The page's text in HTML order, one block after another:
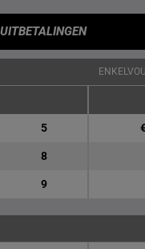
UITBETALINGEN
5
8
9